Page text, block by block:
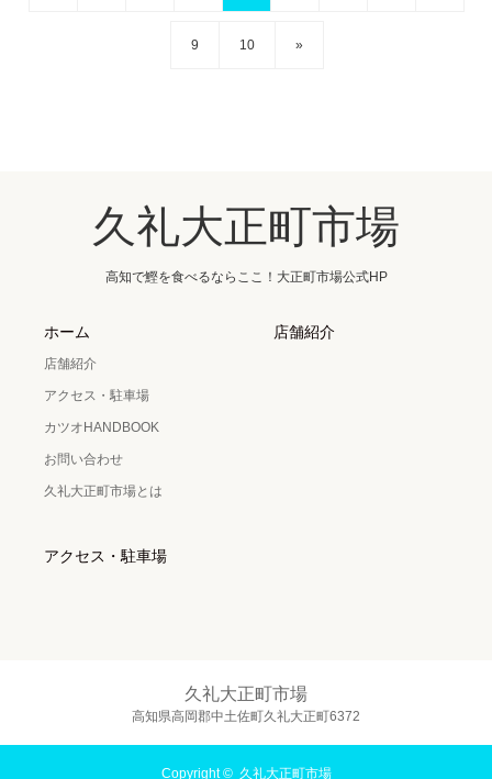
9 10 »
久礼大正町市場
高知で鰹を食べるならここ！大正町市場公式HP
ホーム
店舗紹介
アクセス・駐車場
カツオHANDBOOK
お問い合わせ
久礼大正町市場とは
店舗紹介
アクセス・駐車場
久礼大正町市場
高知県高岡郡中土佐町久礼大正町6372
Copyright © 久礼大正町市場